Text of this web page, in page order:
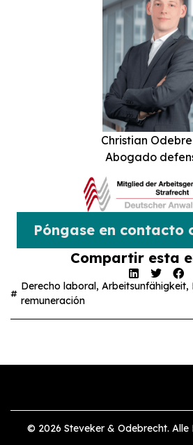
Christian
Abogado
Póngase en contacto
Compartir esta
Derecho laboral, Arbeitsunfähigkeit,
remuneración
© 2026 Steveker & Odebrecht. Alle